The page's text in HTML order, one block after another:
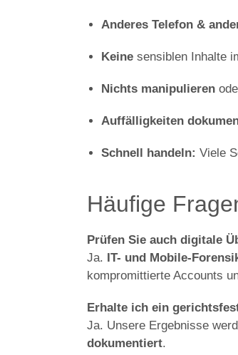
Anderes Telefon &
Keine sensiblen Inhalte
Nichts manipulieren
Auffälligkeiten
Schnell handeln: Viele
Häufige
Prüfen Sie auch digitale
Ja. IT- und Mobile-
kompromittierte Accounts
Erhalte ich ein
Ja. Unsere Ergebnisse
dokumentiert.